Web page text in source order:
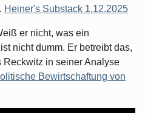
Heiner's Substack 1.12.2025
er nicht, was ein
nicht dumm. Er betreibt das,
in seiner Analyse
Bewirtschaftung von